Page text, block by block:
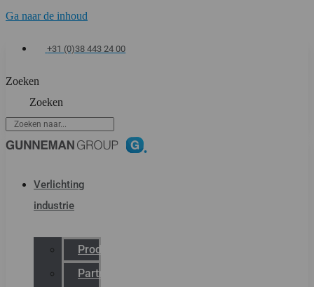
Ga naar de inhoud
+31 (0)38 443 24 00
Zoeken
Zoeken
Verlichting
industrie
Productcatalogus
Partner